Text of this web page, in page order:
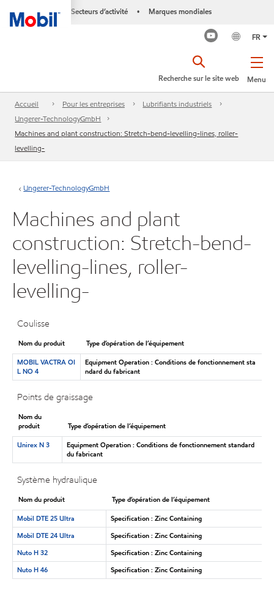
Secteurs d’activité • Marques mondiales
FR
Menu
Recherche sur le site web
Accueil Pour les entreprises
Lubrifiants industriels
Ungerer-TechnologyGmbH
Machines and plant construction: Stretch-bend-levelling-lines, roller-
levelling-
Ungerer-TechnologyGmbH
Machines and plant
construction: Stretch-bend-
levelling-lines, roller-
levelling-
Coulisse
Nom du produit
Type d’opération de l’équipement
MOBIL VACTRA OI
L NO 4
Equipment Operation : Conditions de fonctionnement sta
ndard du fabricant
Points de graissage
Nom du
produit
Type d’opération de l’équipement
Unirex N 3
Equipment Operation : Conditions de fonctionnement standard
du fabricant
Système hydraulique
Nom du produit
Type d’opération de l’équipement
Mobil DTE 25 Ultra
Specification : Zinc Containing
Mobil DTE 24 Ultra
Specification : Zinc Containing
Nuto H 32
Specification : Zinc Containing
Nuto H 46
Specification : Zinc Containing